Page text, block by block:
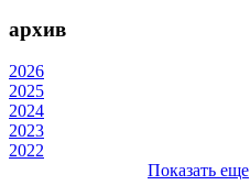
архив
2026
2025
2024
2023
2022
Показать еще